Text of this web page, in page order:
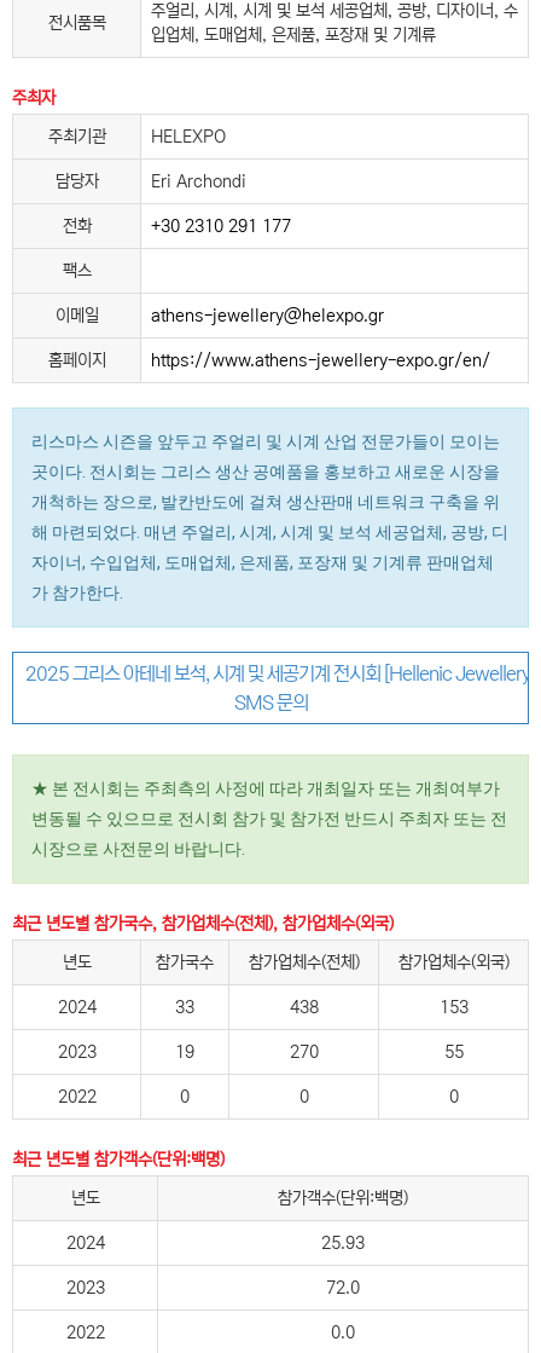
전시품목
주얼리, 시계, 시계 및 보석 세공업체, 공방, 디자이너, 수
입업체, 도매업체, 은제품, 포장재 및 기계류
주최자
주최기관
HELEXPO
담당자 Eri Archondi
전화 +30 2310 291 177
팩스
이메일 athens-jewellery@helexpo.gr
홈페이지 https://www.athens-jewellery-expo.gr/en/
리스마스 시즌을 앞두고 주얼리 및 시계 산업 전문가들이 모이는
곳이다. 전시회는 그리스 생산 공예품을 홍보하고 새로운 시장을
개척하는 장으로, 발칸반도에 걸쳐 생산판매 네트워크 구축을 위
해 마련되었다. 매년 주얼리, 시계, 시계 및 보석 세공업체, 공방, 디
자이너, 수입업체, 도매업체, 은제품, 포장재 및 기계류 판매업체
가 참가한다.
2025 그리스 아테네 보석, 시계 및 세공기계 전시회 [Hellenic Jewellery]
SMS 문의
★ 본 전시회는 주최측의 사정에 따라 개최일자 또는 개최여부가
변동될 수 있으므로 전시회 참가 및 참가전 반드시 주최자 또는 전
시장으로 사전문의 바랍니다.
최근 년도별 참가국수, 참가업체수(전체), 참가업체수(외국)
년도
참가국수 참가업체수(전체) 참가업체수(외국)
2024 33 438 153
2023 19 270 55
2022 0 0 0
최근 년도별 참가객수(단위:백명)
년도
참가객수(단위:백명)
2024 25.93
2023 72.0
2022 0.0